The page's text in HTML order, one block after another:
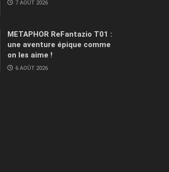
7 AOÛT 2026
METAPHOR ReFantazio T01 :
une aventure épique comme
on les aime !
6 AOÛT 2026